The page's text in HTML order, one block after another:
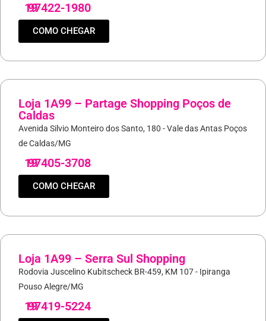
19
97422-1980
COMO CHEGAR
Loja 1A99 – Partage Shopping Poços de
Caldas
Avenida Silvio Monteiro dos Santo, 180 - Vale das Antas Poços
de Caldas/MG
19
97405-3708
COMO CHEGAR
Loja 1A99 – Serra Sul Shopping
Rodovia Juscelino Kubitscheck BR-459, KM 107 - Ipiranga
Pouso Alegre/MG
19
97419-5224